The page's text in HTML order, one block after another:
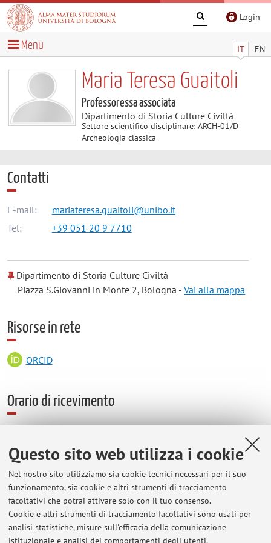
Questo sito web utilizza i cookie
Nel nostro sito utilizziamo sia cookie tecnici necessari per il suo
funzionamento, sia cookie e altri strumenti di tracciamento
facoltativi che potrai attivare solo con il tuo consenso.
Cookie e altri strumenti di tracciamento facoltativi sono usati per
analisi statistiche, misure sull'efficacia della comunicazione
istituzionale e analisi dei comportamenti degli utenti.
Login
IT EN
Menu
Maria Teresa Guaitoli
Professoressa associata
Dipartimento di Storia Culture Civiltà
Settore scientifico disciplinare: ARCH-01/D
Archeologia classica
Contatti
E-mail:
mariateresa.guaitoli@unibo.it
Tel:
+39 051 20 9 7710
Dipartimento di Storia Culture Civiltà
Piazza S.Giovanni in Monte 2, Bologna -Vai alla mappa
Risorse in rete
ORCID
Orario di ricevimento
del DiSCi, pianterreno
Il ricevimento è variabile nei periodi di lezione.
Ultimi avvisi
Lezione di Museologia archeologica